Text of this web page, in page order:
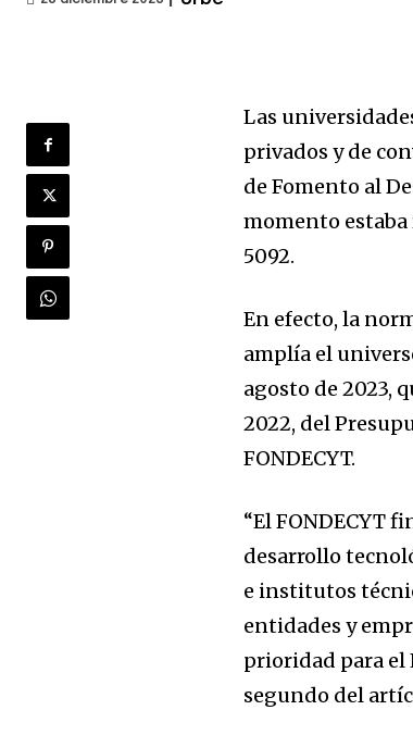
Las
privados y de
de Fomento al
momento
5092.
En efecto, la
amplía el
agosto de 2023,
2022, del
FONDECYT.
“El FONDECYT
desarrollo
e institutos
entidades y
prioridad para el
segundo del